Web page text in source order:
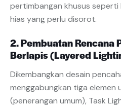
pertimbangan khusus seperti
hias yang perlu disorot.
2. Pembuatan Rencana
Berlapis (Layered
Dikembangkan desain
menggabungkan tiga elemen
(penerangan umum), Task